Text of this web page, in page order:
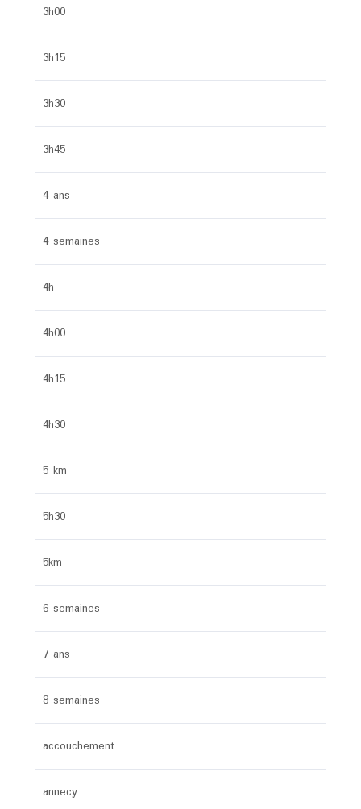
3h00
3h15
3h30
3h45
4 ans
4 semaines
4h
4h00
4h15
4h30
5 km
5h30
5km
6 semaines
7 ans
8 semaines
accouchement
annecy